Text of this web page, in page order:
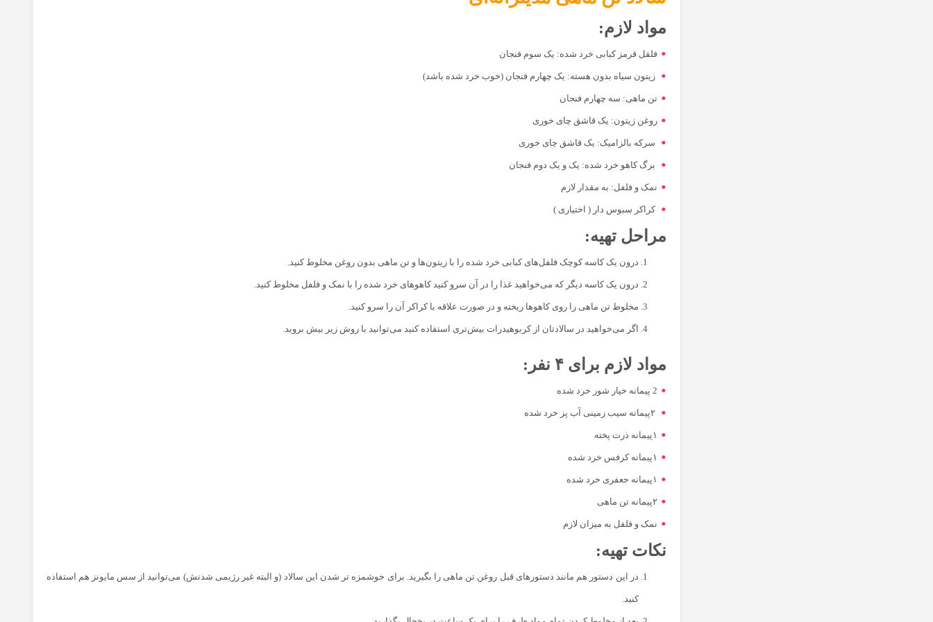
مواد لازم:
فلفل قرمز کبابی خرد شده: یک سوم فنجان
زیتون سیاه بدون هسته: یک چهارم فنجان (خوب خرد شده باشد)
تن ماهی: سه چهارم فنجان
روغن زیتون: یک قاشق چای خوری
سرکه بالزامیک: یک قاشق چای خوری
برگ کاهو خرد شده: یک و یک دوم فنجان
نمک و فلفل: به مقدار لازم
کراکر سبوس دار ( اختیاری )
مراحل تهیه:
درون یک کاسه کوچک فلفل‌های کبابی خرد شده را با زیتون‌ها و تن ماهی بدون روغن مخلوط کنید‌.
درون یک کاسه دیگر که می‌خواهید غذا را در آن سرو کنید کاهو‌های خرد شده را با نمک و فلفل مخلوط کنید‌.
مخلوط تن ماهی را روی کاهو‌ها ریخته و در صورت علاقه با کراکر آن را سرو کنید‌.
اگر می‌خواهید در سالادتان از کربوهیدرات بیش‌تری استفاده کنید می‌توانید با روش زیر بیش بروید‌.
مواد لازم برای ۴ نفر:
2 پیمانه خیار شور خرد شده
۲پیمانه سیب زمینی آب پز خرد شده
۱پیمانه ذرت پخته
۱پیمانه کرفس خرد شده
۱پیمانه جعفری خرد شده
۲پیمانه تن ماهی
نمک و فلفل به میزان لازم
نکات تهیه:
در این دستور هم مانند دستور‌های قبل روغن تن ماهی را بگیرید‌. برای خوشمزه تر شدن این سالاد (و البته غیر رژیمی شدنش) می‌توانید از سس مایونز هم استفاده
کنید‌.